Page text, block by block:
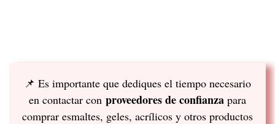
📌 Es importante que dediques el tiempo necesario
en contactar con proveedores de confianza para
comprar esmaltes, geles, acrílicos y otros productos